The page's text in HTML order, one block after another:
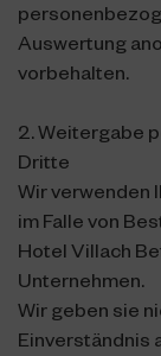
Auswertung
vorbehalten.
2. Weitergabe
Dritte
Wir verwenden
im Falle von
Hotel Villach
Unternehmen.
Wir geben sie
Einverständnis